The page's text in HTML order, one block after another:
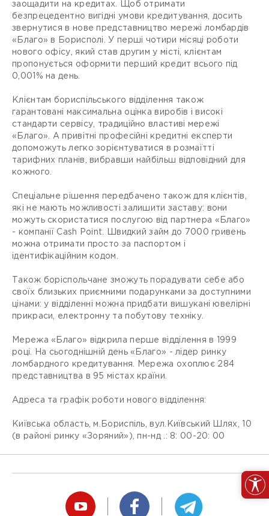
заощадити на кредитах. Щоб отримати
безпрецедентно вигідні умови кредитування, досить
звернутися в нове представництво мережі ломбардів
«Благо» в Борисполі. У перші чотири місяці роботи
нового офісу, який став другим у місті, клієнтам
пропонується оформити перший кредит всього під
0,001% на день.
Клієнтам бориспільського відділення також
гарантовані максимальна оцінка виробів і високі
стандарти сервісу, традиційно властиві мережі
«Благо». А привітні професійні кредитні експерти
допоможуть легко зорієнтуватися в розмаїтті
тарифних планів, вибравши найбільш відповідний для
кожного.
Спеціальне рішення передбачено також для клієнтів,
які не мають можливості залишити заставу: вони
можуть скористатися послугою від партнера «Благо»
- компанії Сash Point. Швидкий займ до 7000 гривень
можна отримати просто за паспортом і
ідентифікаційним кодом.
Також боріспольчане зможуть порадувати себе або
своїх близьких приємними подарунками за доступними
цінами: у відділенні можна придбати вишукані ювелірні
прикраси, електронну та побутову техніку.
Мережа «Благо» відкрила перше відділення в 1999
році. На сьогоднішній день «Благо» - лідер ринку
ломбардного кредитування. Мережа охоплює 284
представництва в 95 містах країни.
Адреса та графік роботи нового відділення:
Київська область, м.Бориспіль, вул.Київський Шлях, 10
(в районі ринку «Зоряний»), пн-нд .: 8: 00-20: 00